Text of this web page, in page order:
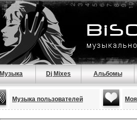
Музыка Dj Mixes Альбомы
Музыка пользователей